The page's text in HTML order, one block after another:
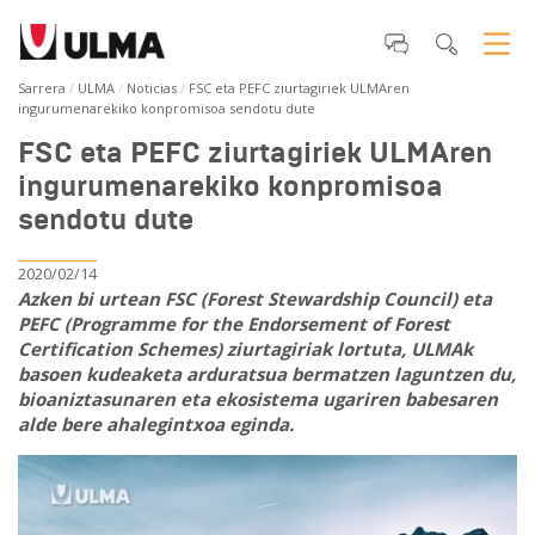
Sarrera ULMA Noticias
FSC eta PEFC ziurtagiriek ULMAren
ingurumenarekiko konpromisoa sendotu dute
FSC eta PEFC ziurtagiriek ULMAren
ingurumenarekiko konpromisoa
sendotu dute
2020/02/14
Azken bi urtean FSC (Forest Stewardship Council) eta
PEFC (Programme for the Endorsement of Forest
Certification Schemes) ziurtagiriak lortuta, ULMAk
basoen kudeaketa arduratsua bermatzen laguntzen du,
bioaniztasunaren eta ekosistema ugariren babesaren
alde bere ahalegintxoa eginda.